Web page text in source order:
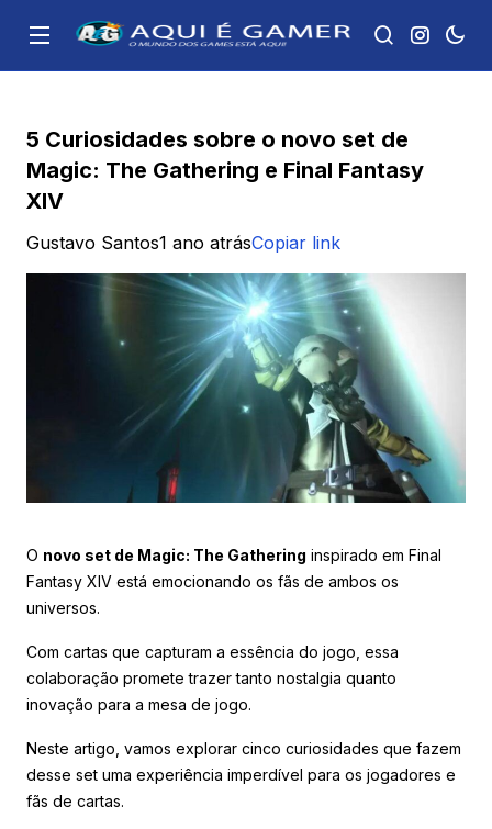
5 Curiosidades sobre o novo set de
Magic: The Gathering e Final Fantasy
XIV
Gustavo Santos1 ano atrásCopiar link
O novo set de Magic: The Gathering inspirado em Final
Fantasy XIV está emocionando os fãs de ambos os
universos.
Com cartas que capturam a essência do jogo, essa
colaboração promete trazer tanto nostalgia quanto
inovação para a mesa de jogo.
Neste artigo, vamos explorar cinco curiosidades que fazem
desse set uma experiência imperdível para os jogadores e
fãs de cartas.